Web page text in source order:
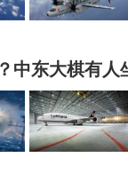
中东大棋有人